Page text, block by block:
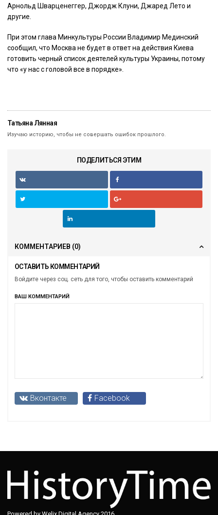
Арнольд Шварценеггер, Джордж Клуни, Джаред Лето и
другие.
При этом глава Минкультуры России Владимир Мединский
сообщил, что Москва не будет в ответ на действия Киева
готовить черный список деятелей культуры Украины, потому
что «у нас с головой все в порядке».
Татьяна Лянная
Изучаю историю, чтобы не совершать ошибок прошлого.
ПОДЕЛИТЬСЯ ЭТИМ
КОММЕНТАРИЕВ (0)
ОСТАВИТЬ КОММЕНТАРИЙ
Войдите через соц. сеть для того, чтобы оставить комментарий
ВАШ КОММЕНТАРИЙ
Вконтакте Facebook